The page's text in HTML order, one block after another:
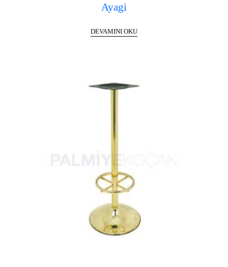
Ayagi
DEVAMINI OKU